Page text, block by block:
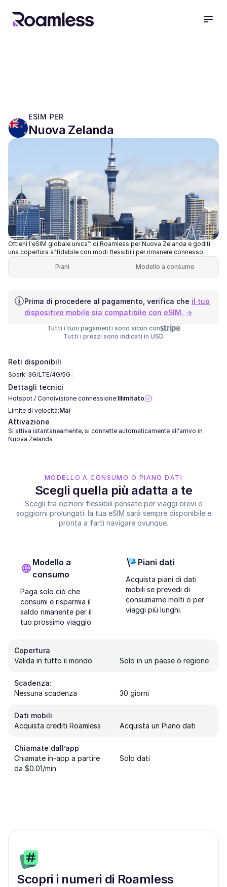
ESIM PER
Nuova Zelanda
Ottieni l'eSIM globale unica™ di Roamless per Nuova Zelanda e goditi
una copertura affidabile con modi flessibili per rimanere connesso.
Piani
Modello a consumo
Prima di procedere al pagamento, verifica che il tuo
dispositivo mobile sia compatibile con eSIM. →
Tutti i tuoi pagamenti sono sicuri con
Tutti i prezzi sono indicati in USD
Reti disponibili
Spark 3G/LTE/4G/5G
Dettagli tecnici
Hotspot / Condivisione connessione:Illimitato
Limite di velocità:Mai
Attivazione
Si attiva istantaneamente, si connette automaticamente all'arrivo in
Nuova Zelanda
MODELLO A CONSUMO O PIANO DATI
Scegli quella più adatta a te
Scegli tra opzioni flessibili pensate per viaggi brevi o
soggiorni prolungati: la tua eSIM sarà sempre disponibile e
pronta a farti navigare ovunque.
Modello a
consumo
Paga solo ciò che
consumi e risparmia il
saldo rimanente per il
tuo prossimo viaggio.
Piani dati
Acquista piani di dati
mobili se prevedi di
consumarne molti o per
viaggi più lunghi.
Copertura
Valida in tutto il mondo
Solo in un paese o regione
Scadenza:
Nessuna scadenza
30 giorni
Dati mobili
Acquista crediti Roamless
Acquista un Piano dati
Chiamate dall’app
Chiamate in-app a partire
da $0.01/min
Solo dati
Scopri i numeri di Roamless